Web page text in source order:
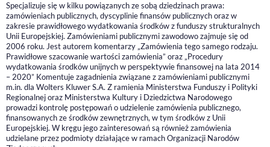
Specjalizuje się w kilku powiązanych ze sobą dziedzinach prawa:
zamówieniach publicznych, dyscyplinie finansów publicznych oraz w
zakresie prawidłowego wydatkowania środków z funduszy strukturalnych
Unii Europejskiej. Zamówieniami publicznymi zawodowo zajmuje się od
2006 roku. Jest autorem komentarzy „Zamówienia tego samego rodzaju.
Prawidłowe szacowanie wartości zamówienia” oraz „Procedury
wydatkowania środków unijnych w perspektywie finansowej na lata 2014
– 2020” Komentuje zagadnienia związane z zamówieniami publicznymi
m.in. dla Wolters Kluwer S.A. Z ramienia Ministerstwa Funduszy i Polityki
Regionalnej oraz Ministerstwa Kultury i Dziedzictwa Narodowego
prowadzi kontrolę postępowań o udzielenie zamówienia publicznego,
finansowanych ze środków zewnętrznych, w tym środków z Unii
Europejskiej. W kręgu jego zainteresowań są również zamówienia
udzielane przez podmioty działające w ramach Organizacji Narodów